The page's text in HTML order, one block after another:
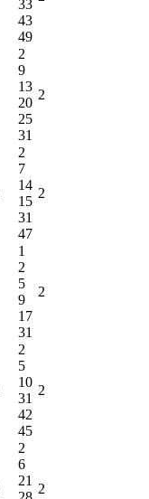
33
43
49
2
9
13
20
25
31
2
2
7
14
15
31
47
2
1
2
5
9
17
31
2
2
5
10
31
42
45
2
2
6
21
2